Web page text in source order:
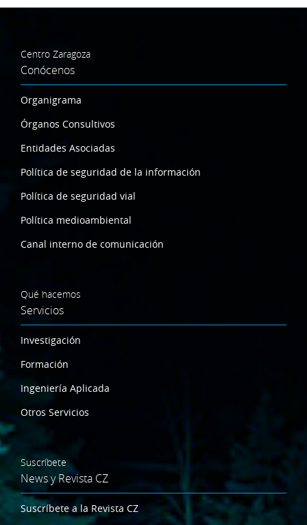
Centro Zaragoza
Conócenos
Organigrama
Órganos Consultivos
Entidades Asociadas
Política de seguridad de la información
Política de seguridad vial
Política medioambiental
Canal interno de comunicación
Qué hacemos
Servicios
Investigación
Formación
Ingeniería Aplicada
Otros Servicios
Suscríbete
News y Revista CZ
Suscríbete a la Revista CZ